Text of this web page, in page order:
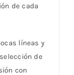
de cada
líneas y
de
con